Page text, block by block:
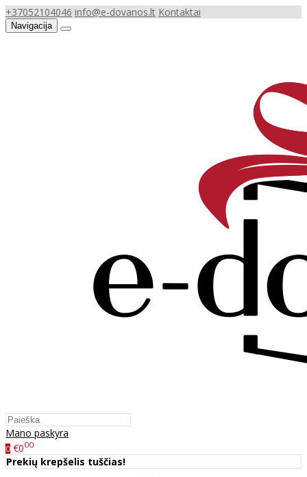
+37052104046 info@e-dovanos.lt Kontaktai
Navigacija
Mano paskyra
0 €000
Prekių krepšelis tuščias!